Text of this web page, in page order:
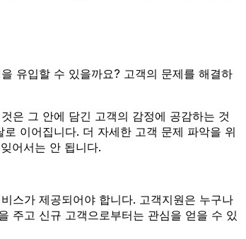
유입할 수 있을까요? 고객의 문제를 해결하
은 그 안에 담긴 고객의 감정에 공감하는 것
이어집니다. 더 자세한 고객 문제 파악을 위
어서는 안 됩니다.
스가 제공되어야 합니다. 고객지원은 누구나
주고 신규 고객으로부터는 관심을 얻을 수 있